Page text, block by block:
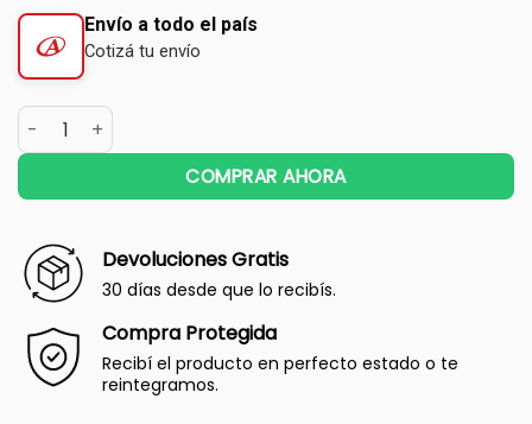
Envío a todo el país
Cotizá tu envío
COMPRAR AHORA
Devoluciones Gratis
30 días desde que lo recibís.
Compra Protegida
Recibí el producto en perfecto estado o te
reintegramos.